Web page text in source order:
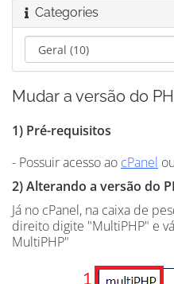
Categories
Mudar a versão do
1) Pré-requisitos
- Possuir acesso ao cPanel
2) Alterando a versão do
Já no cPanel, na caixa de
direito digite "MultiPHP" e
MultiPHP"